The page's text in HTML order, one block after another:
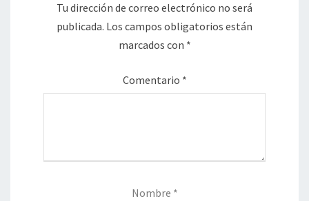
Tu dirección de correo electrónico no será
publicada. Los campos obligatorios están
marcados con *
Comentario *
Nombre *